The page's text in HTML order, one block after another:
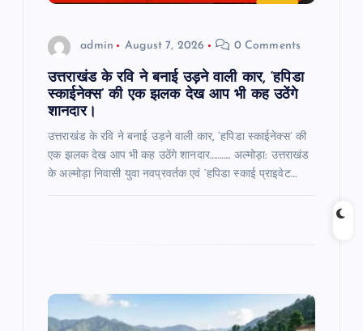
admin August 7, 2026 0 Comments
उत्तराखंड के रवि ने बनाई उड़ने वाली कार, ‘हपिडा
स्काईनेक्स’ की एक झलक देख आप भी कह उठेंगे
शानदार।
उत्तराखंड के रवि ने बनाई उड़ने वाली कार, ‘हपिडा स्काईनेक्स’ की
एक झलक देख आप भी कह उठेंगे शानदार……….. अल्मोड़ा: उत्तराखंड
के अल्मोड़ा निवासी युवा नवप्रवर्तक एवं ‘हपिडा स्काई प्राइवेट…